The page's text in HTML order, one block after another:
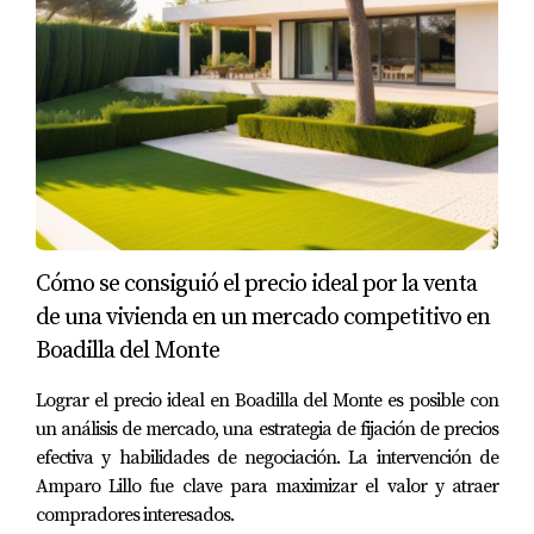
una buena iluminación artificial. Utiliza bombillas
cálidas para crear un ambiente acogedor y agradable.
No olvides revisar si todas las luces funcionan
correctamente; una bombilla fundida puede dar una
mala impresión.
PRESENTACIÓN PROFESIONAL
La presentación profesional es otro aspecto clave al
preparar tu vivienda antes de enseñar en Boadilla del
Monte. Aquí es donde entra el concepto de home staging.
Home Staging: La Clave del Éxito
El home staging consiste en preparar y decorar tu hogar
para hacerlo más atractivo para los compradores
potenciales. Amparo Lillo utiliza esta técnica con gran
Cómo se consiguió el precio ideal por la venta
de una vivienda en un mercado competitivo en
Boadilla del Monte
Lograr el precio ideal en Boadilla del Monte es posible con
un análisis de mercado, una estrategia de fijación de precios
efectiva y habilidades de negociación. La intervención de
Amparo Lillo fue clave para maximizar el valor y atraer
compradores interesados.